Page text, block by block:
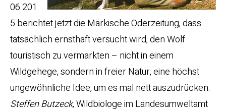
06.201
5 berichtet jetzt die Märkische Oderzeitung, dass
tatsächlich ernsthaft versucht wird, den Wolf
touristisch zu vermarkten – nicht in einem
Wildgehege, sondern in freier Natur, eine höchst
ungewöhnliche Idee, um es mal nett auszudrücken.
Steffen Butzeck, Wildbiologe im Landesumweltamt